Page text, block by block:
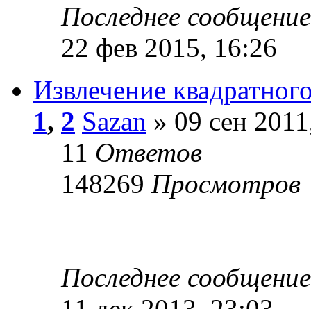
Последнее
22 фев 2015, 16:26
Извлечение
1, 2 Sazan » 09 сен
11 Ответов
148269 Просмотров
Последнее